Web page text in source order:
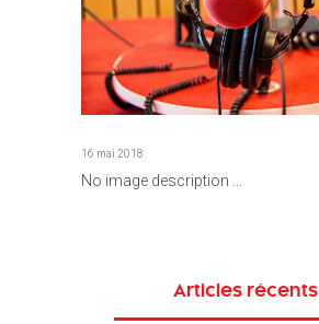
16 mai 2018
No image description ...
Articles récents